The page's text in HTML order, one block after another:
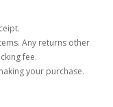
Any returns other
fee.
your purchase.